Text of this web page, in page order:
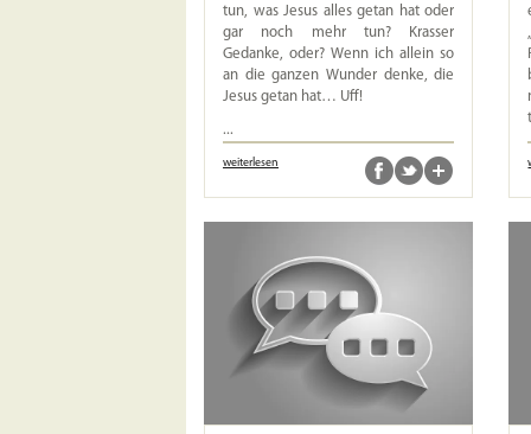
tun, was Jesus alles getan hat oder
gar noch mehr tun? Krasser
Gedanke, oder? Wenn ich allein so
an die ganzen Wunder denke, die
Jesus getan hat… Uff!
...
weiterlesen